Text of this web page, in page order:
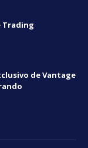
Trading
de Vantage